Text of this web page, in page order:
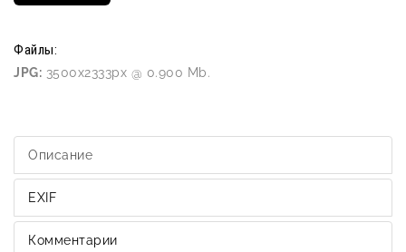
Файлы:
JPG: 3500x2333px @ 0.900 Mb.
Описание
EXIF
Комментарии